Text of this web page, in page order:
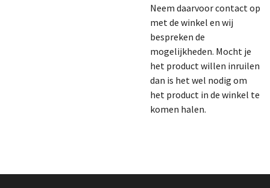
Neem daarvoor contact op
met de winkel en wij
bespreken de
mogelijkheden. Mocht je
het product willen inruilen
dan is het wel nodig om
het product in de winkel te
komen halen.